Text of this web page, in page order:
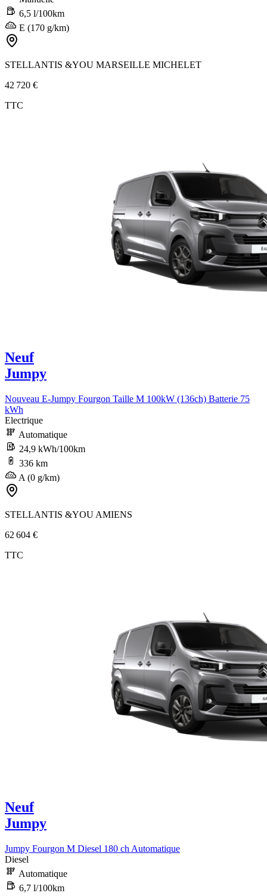
6,5 l/100km
E (170 g/km)
STELLANTIS &YOU MARSEILLE MICHELET
42 720 €
TTC
Neuf
Jumpy
Nouveau E-Jumpy Fourgon Taille M 100kW (136ch) Batterie 75
kWh
Electrique
Automatique
24,9 kWh/100km
336 km
A (0 g/km)
STELLANTIS &YOU AMIENS
62 604 €
TTC
Neuf
Jumpy
Jumpy Fourgon M Diesel 180 ch Automatique
Diesel
Automatique
6,7 l/100km